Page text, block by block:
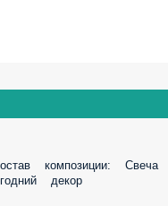
композиции: Свеча
декор